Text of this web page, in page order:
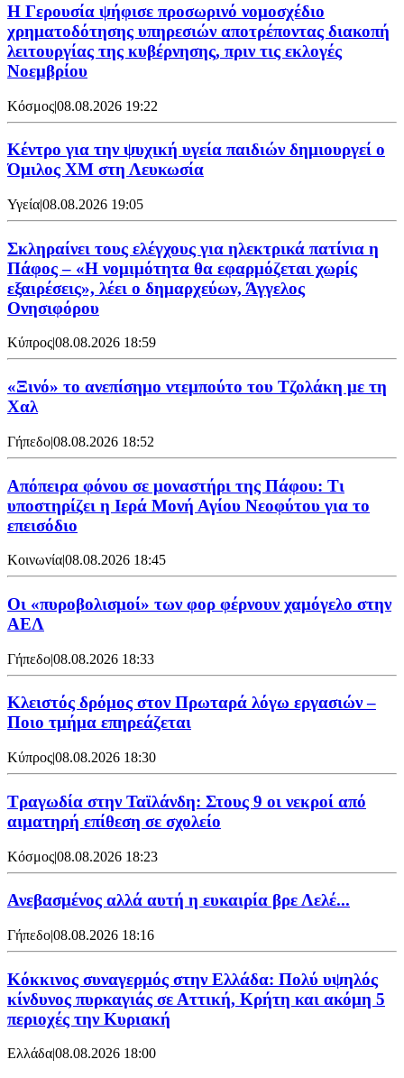
Η Γερουσία ψήφισε προσωρινό νομοσχέδιο
χρηματοδότησης υπηρεσιών αποτρέποντας διακοπή
λειτουργίας της κυβέρνησης, πριν τις εκλογές
Νοεμβρίου
Κόσμος|08.08.2026 19:22
Κέντρο για την ψυχική υγεία παιδιών δημιουργεί ο
Όμιλος XM στη Λευκωσία
Υγεία|08.08.2026 19:05
Σκληραίνει τους ελέγχους για ηλεκτρικά πατίνια η
Πάφος – «Η νομιμότητα θα εφαρμόζεται χωρίς
εξαιρέσεις», λέει ο δημαρχεύων, Άγγελος
Ονησιφόρου
Κύπρος|08.08.2026 18:59
«Ξινό» το ανεπίσημο ντεμπούτο του Τζολάκη με τη
Χαλ
Γήπεδο|08.08.2026 18:52
Απόπειρα φόνου σε μοναστήρι της Πάφου: Τι
υποστηρίζει η Ιερά Μονή Αγίου Νεοφύτου για το
επεισόδιο
Κοινωνία|08.08.2026 18:45
Οι «πυροβολισμοί» των φορ φέρνουν χαμόγελο στην
ΑΕΛ
Γήπεδο|08.08.2026 18:33
Κλειστός δρόμος στον Πρωταρά λόγω εργασιών –
Ποιο τμήμα επηρεάζεται
Κύπρος|08.08.2026 18:30
Τραγωδία στην Ταϊλάνδη: Στους 9 οι νεκροί από
αιματηρή επίθεση σε σχολείο
Κόσμος|08.08.2026 18:23
Ανεβασμένος αλλά αυτή η ευκαιρία βρε Λελέ...
Γήπεδο|08.08.2026 18:16
Κόκκινος συναγερμός στην Ελλάδα: Πολύ υψηλός
κίνδυνος πυρκαγιάς σε Αττική, Κρήτη και ακόμη 5
περιοχές την Κυριακή
Ελλάδα|08.08.2026 18:00